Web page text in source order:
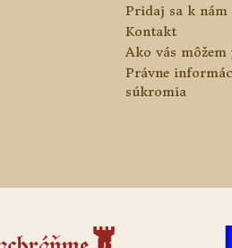
Pridaj sa k nám
Kontakt
Ako vás môžem
Právne
súkromia